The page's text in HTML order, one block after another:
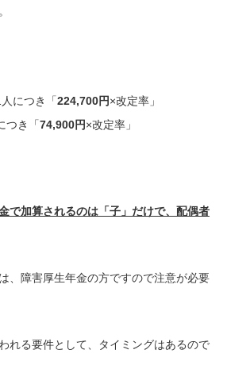
につき「224,700円×改定率」
つき「74,900円×改定率」
で加算されるのは「子」だけで、配偶者
、障害厚生年金の方ですので注意が必要
れる要件として、タイミングはあるので